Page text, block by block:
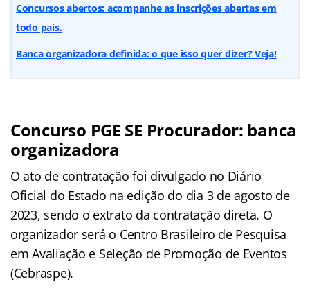
Concursos abertos: acompanhe as inscrições abertas em
todo país.
Banca organizadora definida: o que isso quer dizer? Veja!
Concurso PGE SE Procurador: banca
organizadora
O ato de contratação foi divulgado no Diário
Oficial do Estado na edição do dia 3 de agosto de
2023, sendo o extrato da contratação direta. O
organizador será o Centro Brasileiro de Pesquisa
em Avaliação e Seleção de Promoção de Eventos
(Cebraspe).